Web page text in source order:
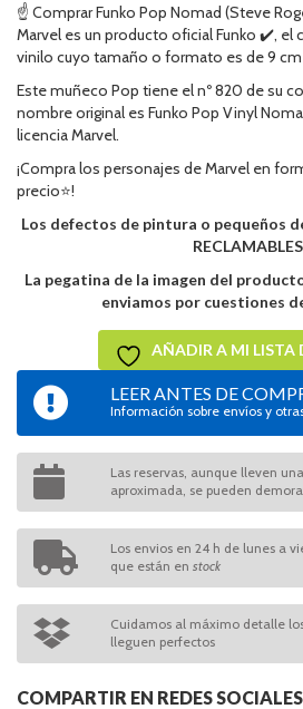
☝ Comprar Funko Pop Nomad (Steve
Marvel es un producto oficial Funko ✔️, el
vinilo cuyo tamaño o formato es de 9 cm
Este muñeco Pop tiene el nº 820 de su
nombre original es Funko Pop Vinyl
licencia Marvel.
¡Compra los personajes de Marvel en
precio⭐!
Los defectos de pintura o pequeños
La pegatina de la imagen del
enviamos por cuestiones
AÑADIR A MI LISTA
LEER ANTES DE
Información sobre envíos y
Las reservas, aunque lleven
aproximada, se pueden
Los envios en 24 h de lunes a
que están en stock
Cuidamos al máximo detalle
lleguen perfectos
COMPARTIR EN REDES SOCIALES